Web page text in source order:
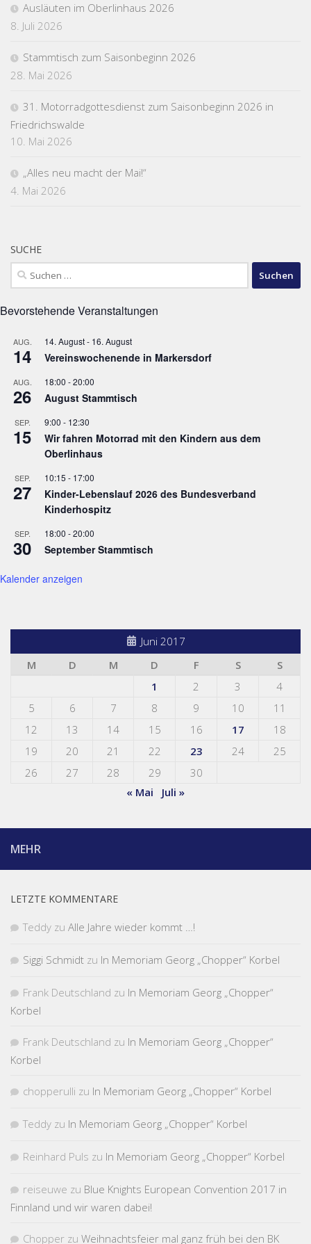
Ausläuten im Oberlinhaus 2026
8. Juli 2026
Stammtisch zum Saisonbeginn 2026
28. Mai 2026
31. Motorradgottesdienst zum Saisonbeginn 2026 in
Friedrichswalde
10. Mai 2026
„Alles neu macht der Mai!“
4. Mai 2026
SUCHE
Suchen
nach:
Bevorstehende Veranstaltungen
AUG.
14
14. August- 16. August
Vereinswochenende in Markersdorf
AUG.
26
18:00 -20:00
August Stammtisch
SEP.
15
9:00 - 12:30
Wir fahren Motorrad mit den Kindern aus dem
Oberlinhaus
SEP.
27
10:15 - 17:00
Kinder-Lebenslauf 2026 des Bundesverband
Kinderhospitz
SEP.
30
18:00 -20:00
September Stammtisch
Kalender anzeigen
Juni 2017
M
D M D F S
S
1
2 3
4
5
6 7 8 9 10
11
12
13 14 15 16 17
18
19
20 21 22 23 24
25
26
27 28 29
30
« Mai
Juli »
MEHR
LETZTE KOMMENTARE
Teddy zu Alle Jahre wieder kommt …!
Siggi Schmidt zu In Memoriam Georg „Chopper“ Korbel
Frank Deutschland zu In Memoriam Georg „Chopper“
Korbel
Frank Deutschland zu In Memoriam Georg „Chopper“
Korbel
chopperulli zu In Memoriam Georg „Chopper“ Korbel
Teddy zu In Memoriam Georg „Chopper“ Korbel
Reinhard Puls zu In Memoriam Georg „Chopper“ Korbel
reiseuwe zu Blue Knights European Convention 2017 in
Finnland und wir waren dabei!
Chopper zu Weihnachtsfeier mal ganz früh bei den BK